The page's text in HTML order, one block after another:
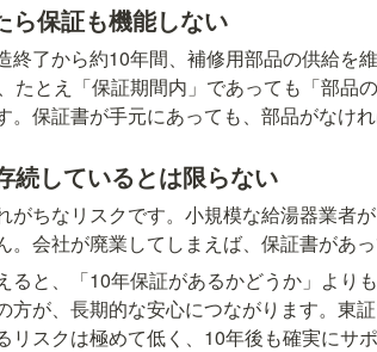
ら保証も機能しない
終了から約10年間、補修用部品の供給を
たとえ「保証期間内」であっても「部品
。保証書が手元にあっても、部品がなけれ
続しているとは限らない
がちなリスクです。小規模な給湯器業者
。会社が廃業してしまえば、保証書があ
ると、「10年保証があるかどうか」より
方が、長期的な安心につながります。東
リスクは極めて低く、10年後も確実にサ